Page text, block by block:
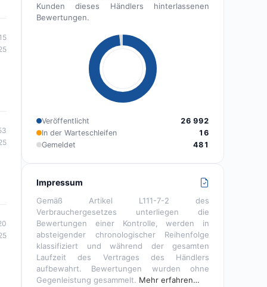
Kunden dieses Händlers hinterlassenen
Bewertungen.
Veröffentlicht
26 992
In der Warteschleifen
16
Gemeldet
481
Impressum
Gemäß Artikel L111-7-2 des
Verbrauchergesetzes unterliegen die
Bewertungen einer Kontrolle, werden in
absteigender chronologischer Reihenfolge
klassifiziert und während der gesamten
Laufzeit des Vertrages des Händlers
aufbewahrt. Bewertungen wurden ohne
Gegenleistung gesammelt. Mehr erfahren…